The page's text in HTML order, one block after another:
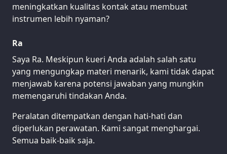
meningkatkan kualitas kontak atau membuat
instrumen lebih nyaman?
Ra
Saya Ra. Meskipun kueri Anda adalah salah satu
yang mengungkap materi menarik, kami tidak dapat
menjawab karena potensi jawaban yang mungkin
memengaruhi tindakan Anda.
Peralatan ditempatkan dengan hati-hati dan
diperlukan perawatan. Kami sangat menghargai.
Semua baik-baik saja.